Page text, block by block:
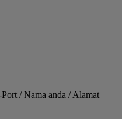
/ Nama anda / Alamat